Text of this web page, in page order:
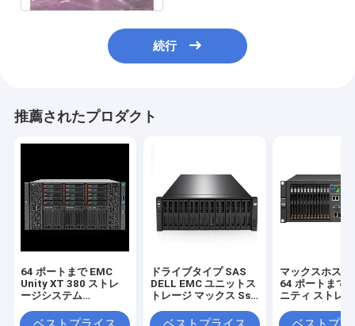
続行
推薦されたプロダクト
64 ポートまで EMC
Unity XT 380 ストレ
ージシステム
API マネジメント イン
ドライブタイプ SAS
DELL EMC ユニットス
トレージ マックス Ssd
ストポート 最大 64 ポ
マックスホスト
64 ポートまで
ニティ ストレ
ム 無事にデー